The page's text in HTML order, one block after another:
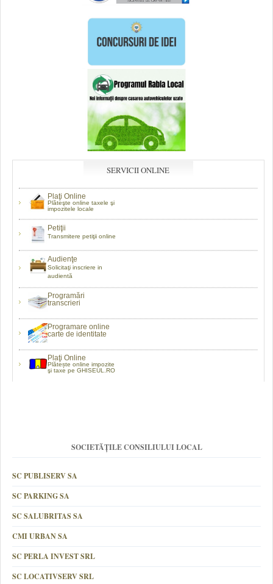
SERVICII ONLINE
Plaţi Online
Plăteşte online taxele şi
impozitele locale
Petiţii
Transmitere petiţii online
Audienţe
Solicitaţi inscriere in
audientă
Programări
transcrieri
Programare online
carte de identitate
Plaţi Online
Plătește online impozite
şi taxe pe GHISEUL.RO
SOCIETĂȚILE CONSILIULUI LOCAL
SC PUBLISERV SA
SC PARKING SA
SC SALUBRITAS SA
CMI URBAN SA
SC PERLA INVEST SRL
SC LOCATIVSERV SRL